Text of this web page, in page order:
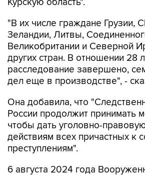
"В их числе граждане Грузии,
Зеландии, Литвы,
Великобритании и Северной
других стран. В отношении 28
расследование завершено,
дел еще в производстве", -
Она добавила, что
России продолжит принимать
чтобы дать уголовно-
действиям всех причастных к
преступлениям".
6 августа 2024 года